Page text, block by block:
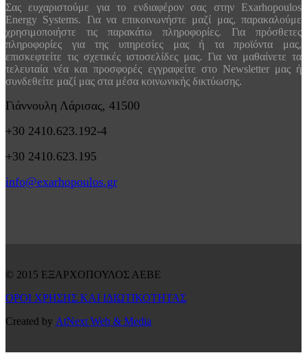
Σας ευχαριστούμε για το ενδιαφέρον σας στην Exarhopoulos
Energy Systems. Για να επικοινωνήστε μαζί μας, παρακαλούμε
χρησιμοποιήστε τις παρακάτω πληροφορίες. Για πρόσθετες
πληροφορίες για της υπηρεσίες μας ή τα προϊόντα μας,
επισκεφτείτε τις σχετικές ιστοσελίδες μας. Για να μαθαίνετε τα
τελευταία νέα και προσφορές εγγραφείτε στο Newsletter μας ή
συνδεθείτε μαζί μας στα μέσα κοινωνικής δικτύωσης.
Γιάννουλη Λάρισας, 41500
+30 2410.623.192-4
+30 2410.623.195
info@exarhopoulos.gr
© 2015 ΕΞΑΡΧΟΠΟΥΛΟΣ ΑΕΒΕ
ΟΡΟΙ ΧΡΗΣΗΣ ΚΑΙ ΙΔΙΩΤΙΚΟΤΗΤΑΣ
Created by AtNext Web & Media